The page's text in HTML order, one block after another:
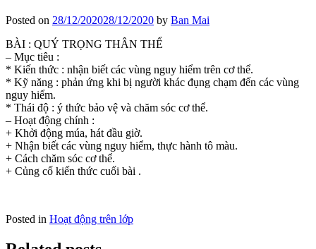
Posted on 28/12/202028/12/2020 by Ban Mai
BÀI : QUÝ TRỌNG THÂN THỂ
– Mục tiêu :
* Kiến thức : nhận biết các vùng nguy hiểm trên cơ thể.
* Kỹ năng : phản ứng khi bị người khác đụng chạm đến các vùng
nguy hiểm.
* Thái độ : ý thức bảo vệ và chăm sóc cơ thể.
– Hoạt động chính :
+ Khởi động múa, hát đầu giờ.
+ Nhận biết các vùng nguy hiểm, thực hành tô màu.
+ Cách chăm sóc cơ thể.
+ Củng cố kiến thức cuối bài .
Posted in Hoạt động trên lớp